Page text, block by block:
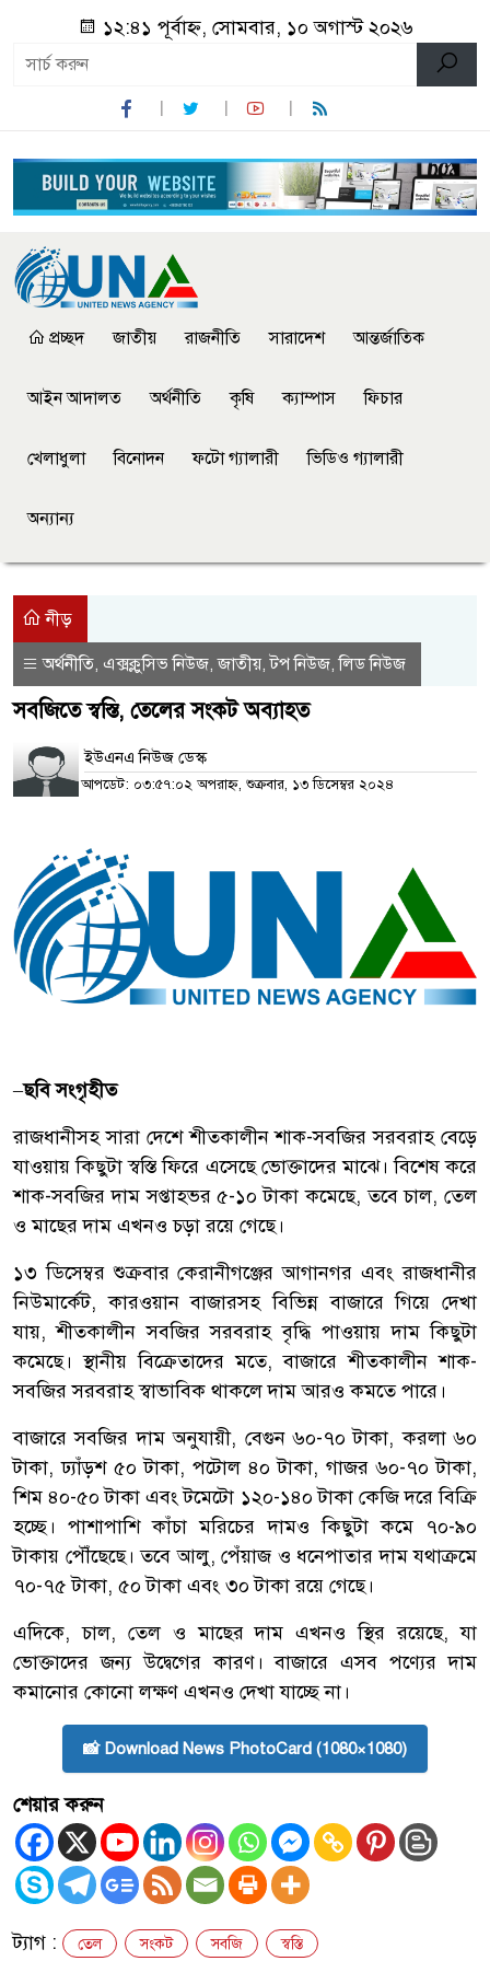
১২:৪১ পূর্বাহ্ন, সোমবার, ১০ অগাস্ট ২০২৬
প্রচ্ছদ জাতীয় রাজনীতি সারাদেশ আন্তর্জাতিক
আইন আদালত অর্থনীতি কৃষি ক্যাম্পাস ফিচার
খেলাধুলা বিনোদন ফটো গ্যালারী ভিডিও গ্যালারী
অন্যান্য
নীড়
অর্থনীতি, এক্সক্লুসিভ নিউজ,জাতীয়,টপ নিউজ,লিড নিউজ
সবজিতে স্বস্তি, তেলের সংকট অব্যাহত
ইউএনএ নিউজ ডেস্ক
আপডেট: ০৩:৫৭:০২ অপরাহ্ন, শুক্রবার, ১৩ ডিসেম্বর ২০২৪
–ছবি সংগৃহীত
রাজধানীসহ সারা দেশে শীতকালীন শাক-সবজির সরবরাহ বেড়ে
যাওয়ায় কিছুটা স্বস্তি ফিরে এসেছে ভোক্তাদের মাঝে। বিশেষ করে
শাক-সবজির দাম সপ্তাহভর ৫-১০ টাকা কমেছে, তবে চাল, তেল
ও মাছের দাম এখনও চড়া রয়ে গেছে।
১৩ ডিসেম্বর শুক্রবার কেরানীগঞ্জের আগানগর এবং রাজধানীর
নিউমার্কেট, কারওয়ান বাজারসহ বিভিন্ন বাজারে গিয়ে দেখা
যায়, শীতকালীন সবজির সরবরাহ বৃদ্ধি পাওয়ায় দাম কিছুটা
কমেছে। স্থানীয় বিক্রেতাদের মতে, বাজারে শীতকালীন শাক-
সবজির সরবরাহ স্বাভাবিক থাকলে দাম আরও কমতে পারে।
বাজারে সবজির দাম অনুযায়ী, বেগুন ৬০-৭০ টাকা, করলা ৬০
টাকা, ঢ্যাঁড়শ ৫০ টাকা, পটোল ৪০ টাকা, গাজর ৬০-৭০ টাকা,
শিম ৪০-৫০ টাকা এবং টমেটো ১২০-১৪০ টাকা কেজি দরে বিক্রি
হচ্ছে। পাশাপাশি কাঁচা মরিচের দামও কিছুটা কমে ৭০-৯০
টাকায় পৌঁছেছে। তবে আলু, পেঁয়াজ ও ধনেপাতার দাম যথাক্রমে
৭০-৭৫ টাকা, ৫০ টাকা এবং ৩০ টাকা রয়ে গেছে।
এদিকে, চাল, তেল ও মাছের দাম এখনও স্থির রয়েছে, যা
ভোক্তাদের জন্য উদ্বেগের কারণ। বাজারে এসব পণ্যের দাম
কমানোর কোনো লক্ষণ এখনও দেখা যাচ্ছে না।
📸 Download News PhotoCard (1080×1080)
শেয়ার করুন
ট্যাগ : তেল সংকট সবজি স্বস্তি